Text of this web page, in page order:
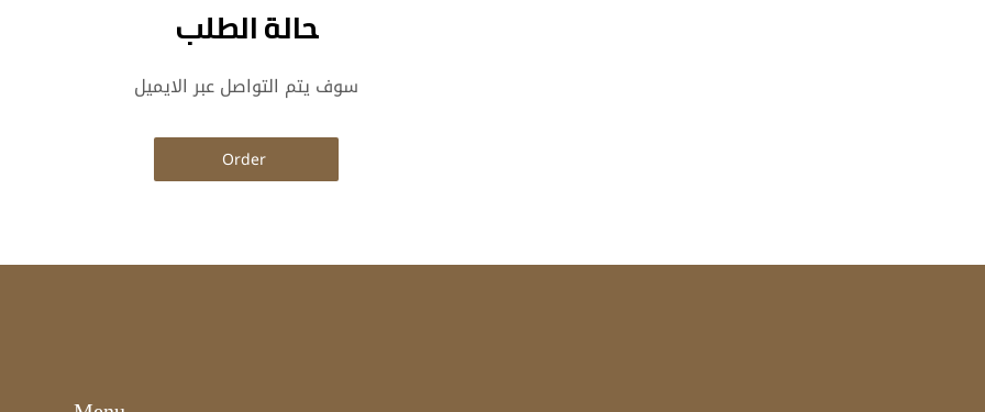
حالة الطلب
سوف يتم التواصل عبر الايميل
Order